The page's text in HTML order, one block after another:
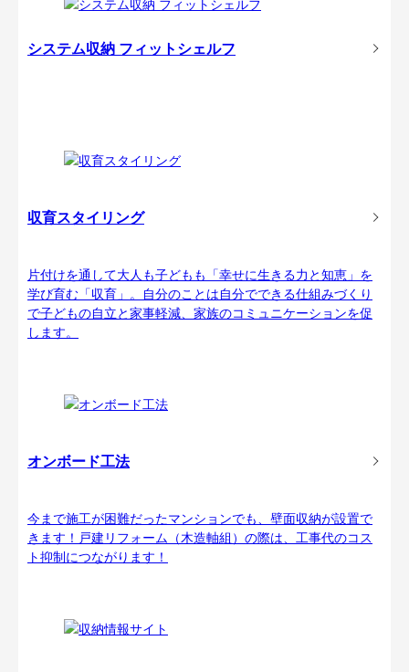
システム収納 フィットシェルフ
収育スタイリング
片付けを通して大人も子どもも「幸せに生きる力と知恵」を
学び育む「収育」。自分のことは自分でできる仕組みづくり
で子どもの自立と家事軽減、家族のコミュニケーションを促
します。
オンボード工法
今まで施工が困難だったマンションでも、壁面収納が設置で
きます！戸建リフォーム（木造軸組）の際は、工事代のコス
ト抑制につながります！